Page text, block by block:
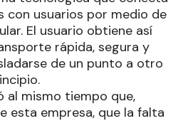
con usuarios por medio de
El usuario obtiene así
rápida, segura y
de un punto a otro
al mismo tiempo que,
esta empresa, que la falta